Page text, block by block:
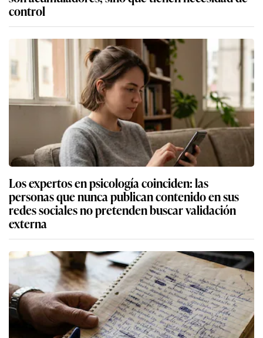
control
Los expertos en psicología coinciden: las
personas que nunca publican contenido en sus
redes sociales no pretenden buscar validación
externa